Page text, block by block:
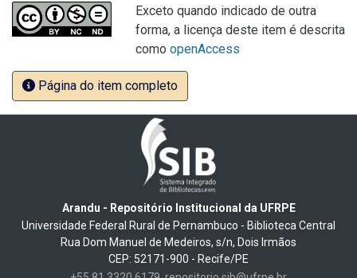
Exceto quando indicado de outra
forma, a licença deste item é descrita
como openAccess
Página do item completo
Arandu - Repositório Institucional da UFRPE
Universidade Federal Rural de Pernambuco - Biblioteca Central
Rua Dom Manuel de Medeiros, s/n, Dois Irmãos
CEP: 52171-900 - Recife/PE